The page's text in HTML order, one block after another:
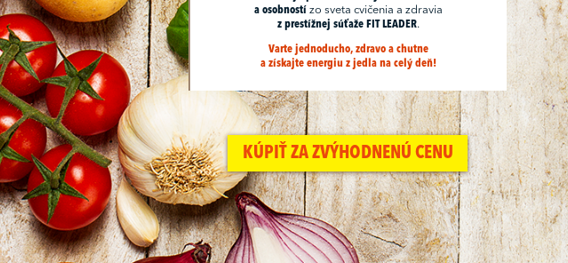
a osobností zo sveta cvičenia a zdravia
z prestížnej súťaže FIT LEADER.
Varte jednoducho, zdravo a chutne
a získajte energiu z jedla na celý deň!
KÚPIŤ ZA ZVÝHODNENÚ CENU